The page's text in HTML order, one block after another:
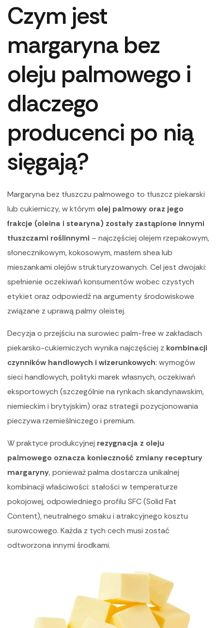
Czym jest
margaryna bez
oleju palmowego i
dlaczego
producenci po nią
sięgają?
Margaryna bez tłuszczu palmowego to tłuszcz piekarski
lub cukierniczy, w którym olej palmowy oraz jego
frakcje (oleina i stearyna) zostały zastąpione innymi
tłuszczami roślinnymi – najczęściej olejem rzepakowym,
słonecznikowym, kokosowym, masłem shea lub
mieszankami olejów strukturyzowanych. Cel jest dwojaki:
spełnienie oczekiwań konsumentów wobec czystych
etykiet oraz odpowiedź na argumenty środowiskowe
związane z uprawą palmy oleistej.
Decyzja o przejściu na surowiec palm-free w zakładach
piekarsko-cukierniczych wynika najczęściej z kombinacji
czynników handlowych i wizerunkowych: wymogów
sieci handlowych, polityki marek własnych, oczekiwań
eksportowych (szczególnie na rynkach skandynawskim,
niemieckim i brytyjskim) oraz strategii pozycjonowania
pieczywa rzemieślniczego i premium.
W praktyce produkcyjnej rezygnacja z oleju
palmowego oznacza konieczność zmiany receptury
margaryny, ponieważ palma dostarcza unikalnej
kombinacji właściwości: stałości w temperaturze
pokojowej, odpowiedniego profilu SFC (Solid Fat
Content), neutralnego smaku i atrakcyjnego kosztu
surowcowego. Każda z tych cech musi zostać
odtworzona innymi środkami.